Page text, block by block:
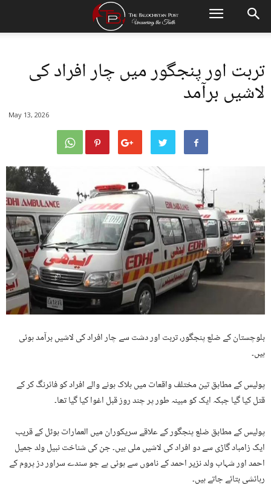
تربت اور پنجگور میں چار افراد کی
لاشیں برآمد
May 13, 2026
بلوچستان کے ضلع پنجگور، تربت اور دشت سے چار افراد کی لاشیں برآمد ہوئی
ہیں۔
پولیس کے مطابق تین مختلف واقعات میں ہلاک ہونے والے افراد کو فائرنگ کر کے
قتل کیا گیا جبکہ ایک کو مبینہ طور پر چند روز قبل اغوا کیا گیا تھا۔
پولیس کے مطابق ضلع پنجگور کے علاقے سریکوران میں العمارات ہوٹل کے قریب
ایک زامباد گاڑی سے دو افراد کی لاشیں ملی ہیں۔ جن کی شناخت نبیل ولد جمیل
احمد اور شہاب ولد نزیر احمد کے ناموں سے ہوئی ہے جو سندے سراور دز پروم کے
رہائشی بتائے جاتے ہیں۔